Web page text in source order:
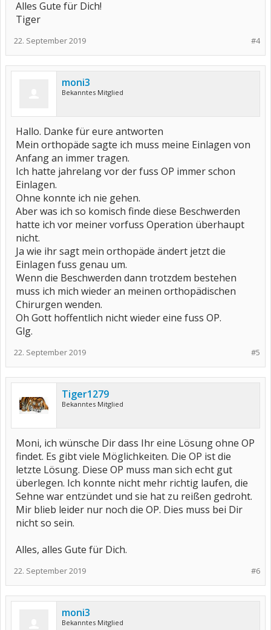
Alles Gute für Dich!
Tiger
#4
22. September 2019
moni3
Bekanntes Mitglied
Hallo. Danke für eure antworten
Mein orthopäde sagte ich muss meine Einlagen von
Anfang an immer tragen.
Ich hatte jahrelang vor der fuss OP immer schon
Einlagen.
Ohne konnte ich nie gehen.
Aber was ich so komisch finde diese Beschwerden
hatte ich vor meiner vorfuss Operation überhaupt
nicht.
Ja wie ihr sagt mein orthopäde ändert jetzt die
Einlagen fuss genau um.
Wenn die Beschwerden dann trotzdem bestehen
muss ich mich wieder an meinen orthopädischen
Chirurgen wenden.
Oh Gott hoffentlich nicht wieder eine fuss OP.
Glg.
#5
22. September 2019
Tiger1279
Bekanntes Mitglied
Moni, ich wünsche Dir dass Ihr eine Lösung ohne OP
findet. Es gibt viele Möglichkeiten. Die OP ist die
letzte Lösung. Diese OP muss man sich echt gut
überlegen. Ich konnte nicht mehr richtig laufen, die
Sehne war entzündet und sie hat zu reißen gedroht.
Mir blieb leider nur noch die OP. Dies muss bei Dir
nicht so sein.
Alles, alles Gute für Dich.
#6
22. September 2019
moni3
Bekanntes Mitglied